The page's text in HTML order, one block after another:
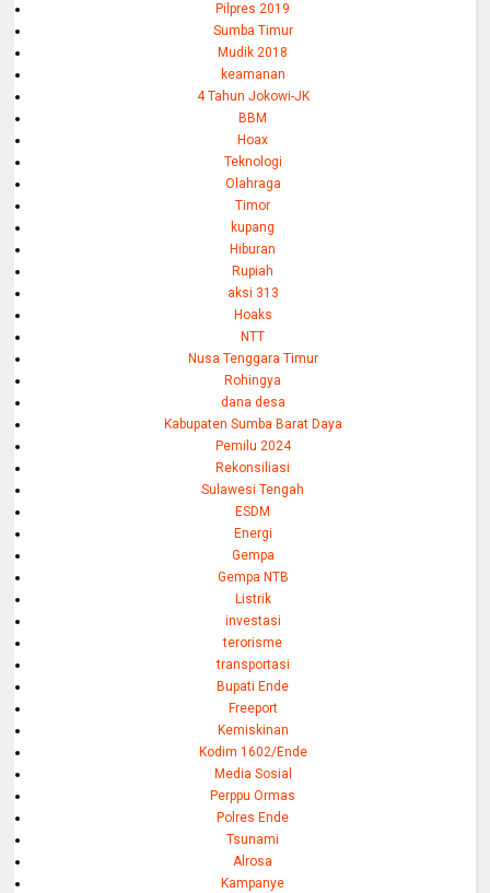
Pilpres 2019
Sumba Timur
Mudik 2018
keamanan
4 Tahun Jokowi-JK
BBM
Hoax
Teknologi
Olahraga
Timor
kupang
Hiburan
Rupiah
aksi 313
Hoaks
NTT
Nusa Tenggara Timur
Rohingya
dana desa
Kabupaten Sumba Barat Daya
Pemilu 2024
Rekonsiliasi
Sulawesi Tengah
ESDM
Energi
Gempa
Gempa NTB
Listrik
investasi
terorisme
transportasi
Bupati Ende
Freeport
Kemiskinan
Kodim 1602/Ende
Media Sosial
Perppu Ormas
Polres Ende
Tsunami
Alrosa
Kampanye